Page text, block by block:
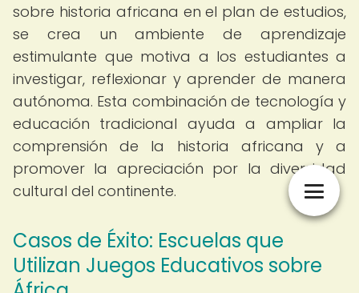
sobre historia africana en el plan de estudios,
se crea un ambiente de aprendizaje
estimulante que motiva a los estudiantes a
investigar, reflexionar y aprender de manera
autónoma. Esta combinación de tecnología y
educación tradicional ayuda a ampliar la
comprensión de la historia africana y a
promover la apreciación por la diversidad
cultural del continente.
Casos de Éxito: Escuelas que
Utilizan Juegos Educativos sobre